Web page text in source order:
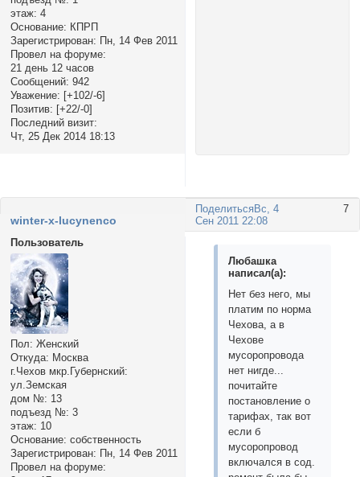
этаж: 4
Основание: КПРП
Зарегистрирован: Пн, 14 Фев 2011
Провел на форуме:
21 день 12 часов
Сообщений: 942
Уважение: [+102/-6]
Позитив: [+22/-0]
Последний визит:
Чт, 25 Дек 2014 18:13
Поделиться 7
Вс, 4
Сен 2011 22:08
winter-x-lucynenco
Пользователь
Пол: Женский
Откуда: Москва
г.Чехов мкр.Губернский:
ул.Земская
дом №: 13
подъезд №: 3
этаж: 10
Основание: собственность
Зарегистрирован: Пн, 14 Фев 2011
Провел на форуме:
Любашка
написал(а):
Нет без него, мы
платим по норма
Чехова, а в
Чехове
мусоропровода
нет нигде...
почитайте
постановление о
тарифах, так вот
если б
мусоропровод
включался в сод.